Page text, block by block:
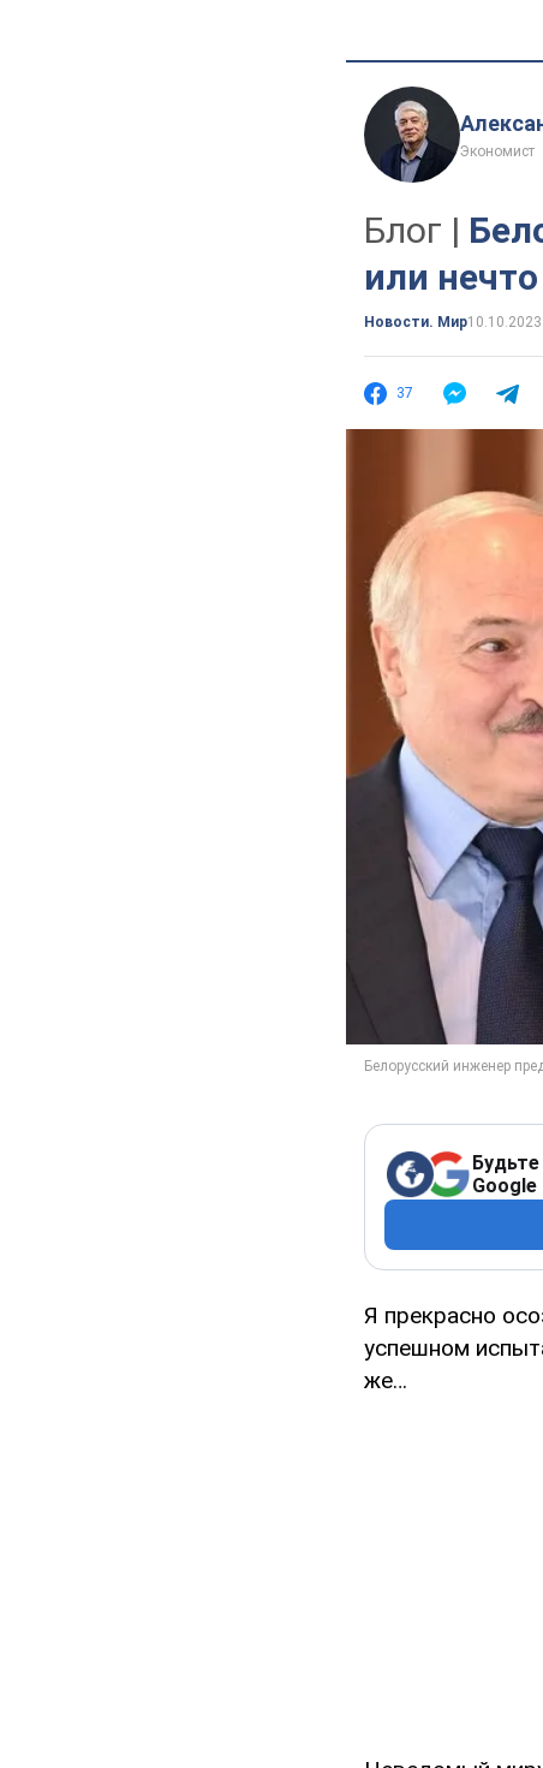
Экономист
Блог |
или
Новости. Мир
37
Google
Я прекрасно
успешном
же…